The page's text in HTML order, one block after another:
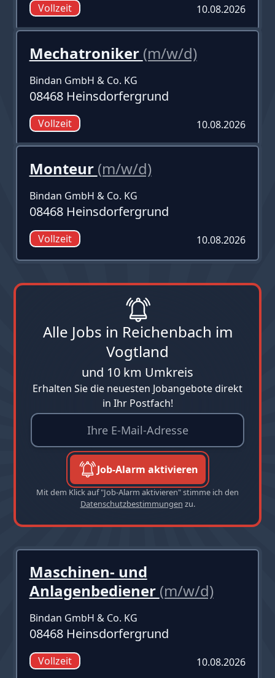
Vollzeit 10.08.2026
Mechatroniker (m/w/d)
Bindan GmbH & Co. KG
08468 Heinsdorfergrund
Vollzeit 10.08.2026
Monteur (m/w/d)
Bindan GmbH & Co. KG
08468 Heinsdorfergrund
Vollzeit 10.08.2026
Alle Jobs in Reichenbach im
Vogtland
und 10 km Umkreis
Erhalten Sie die neuesten Jobangebote direkt
in Ihr Postfach!
Job-Alarm aktivieren
Mit dem Klick auf "Job-Alarm aktivieren" stimme ich den
Datenschutzbestimmungen zu.
Maschinen- und
Anlagenbediener (m/w/d)
Bindan GmbH & Co. KG
08468 Heinsdorfergrund
Vollzeit 10.08.2026